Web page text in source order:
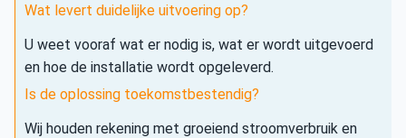
Wat levert duidelijke uitvoering op?
U weet vooraf wat er nodig is, wat er wordt uitgevoerd
en hoe de installatie wordt opgeleverd.
Is de oplossing toekomstbestendig?
Wij houden rekening met groeiend stroomverbruik en